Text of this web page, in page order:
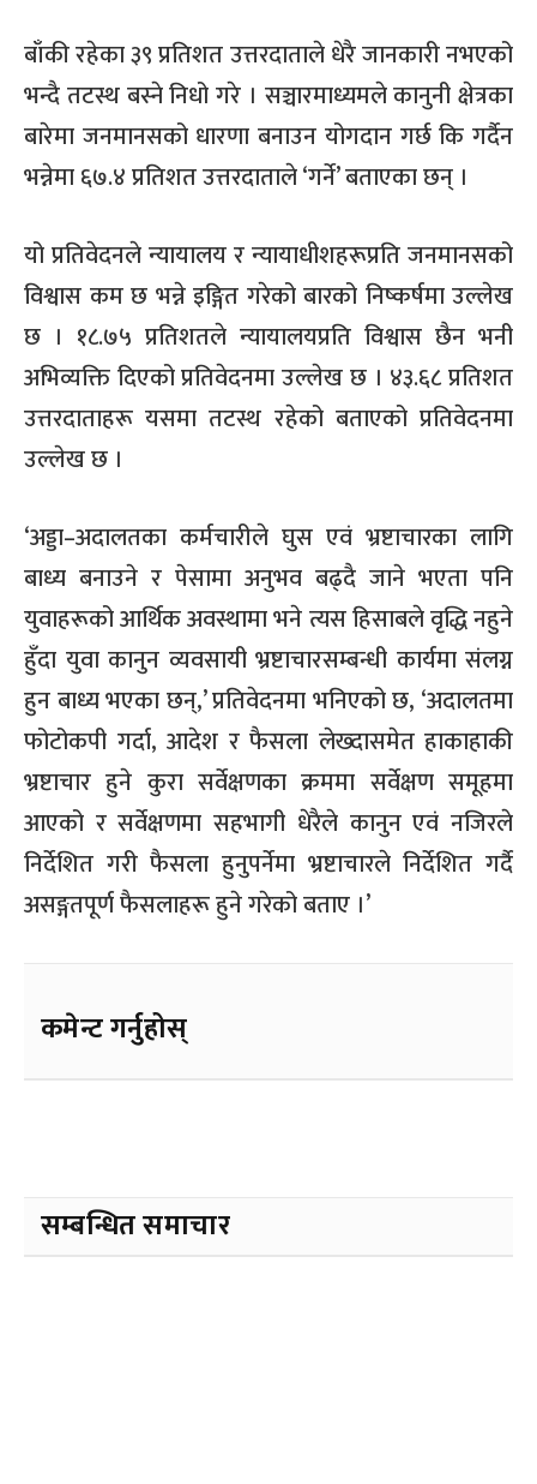
बाँकी रहेका ३९ प्रतिशत उत्तरदाताले धेरै जानकारी नभएको
भन्दै तटस्थ बस्ने निधो गरे । सञ्चारमाध्यमले कानुनी क्षेत्रका
बारेमा जनमानसको धारणा बनाउन योगदान गर्छ कि गर्दैन
भन्नेमा ६७.४ प्रतिशत उत्तरदाताले ‘गर्ने’ बताएका छन् ।
यो प्रतिवेदनले न्यायालय र न्यायाधीशहरूप्रति जनमानसको
विश्वास कम छ भन्ने इङ्गित गरेको बारको निष्कर्षमा उल्लेख
छ । १८.७५ प्रतिशतले न्यायालयप्रति विश्वास छैन भनी
अभिव्यक्ति दिएको प्रतिवेदनमा उल्लेख छ । ४३.६८ प्रतिशत
उत्तरदाताहरू यसमा तटस्थ रहेको बताएको प्रतिवेदनमा
उल्लेख छ ।
‘अड्डा–अदालतका कर्मचारीले घुस एवं भ्रष्टाचारका लागि
बाध्य बनाउने र पेसामा अनुभव बढ्दै जाने भएता पनि
युवाहरूको आर्थिक अवस्थामा भने त्यस हिसाबले वृद्धि नहुने
हुँदा युवा कानुन व्यवसायी भ्रष्टाचारसम्बन्धी कार्यमा संलग्न
हुन बाध्य भएका छन्,’ प्रतिवेदनमा भनिएको छ, ‘अदालतमा
फोटोकपी गर्दा, आदेश र फैसला लेख्दासमेत हाकाहाकी
भ्रष्टाचार हुने कुरा सर्वेक्षणका क्रममा सर्वेक्षण समूहमा
आएको र सर्वेक्षणमा सहभागी धेरैले कानुन एवं नजिरले
निर्देशित गरी फैसला हुनुपर्नेमा भ्रष्टाचारले निर्देशित गर्दै
असङ्गतपूर्ण फैसलाहरू हुने गरेको बताए ।’
कमेन्ट गर्नुहोस्
सम्बन्धित समाचार